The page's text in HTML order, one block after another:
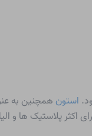
استون همچنین به
اکثر پلاستیک ها و